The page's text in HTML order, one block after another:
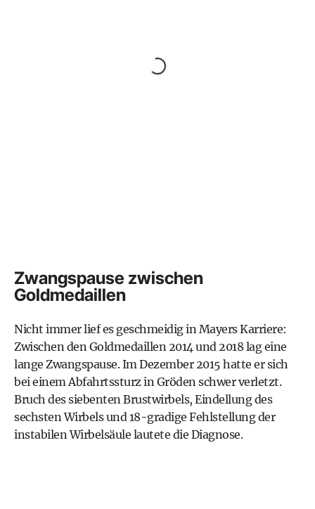
Zwangspause zwischen
Goldmedaillen
Nicht immer lief es geschmeidig in Mayers Karriere:
Zwischen den Goldmedaillen 2014 und 2018 lag eine
lange Zwangspause. Im Dezember 2015 hatte er sich
bei einem Abfahrtssturz in Gröden schwer verletzt.
Bruch des siebenten Brustwirbels, Eindellung des
sechsten Wirbels und 18-gradige Fehlstellung der
instabilen Wirbelsäule lautete die Diagnose.